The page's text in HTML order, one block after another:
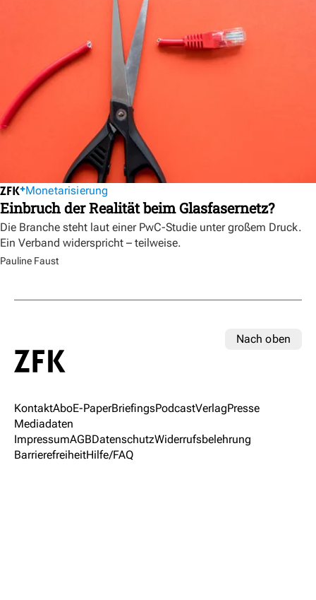
Monetarisierung
Einbruch der Realität beim Glasfasernetz?
Die Branche steht laut einer PwC-Studie unter großem Druck.
Ein Verband widerspricht – teilweise.
Pauline Faust
Nach oben
KontaktAboE-PaperBriefingsPodcastVerlagPresse
Mediadaten
ImpressumAGBDatenschutzWiderrufsbelehrung
BarrierefreiheitHilfe/FAQ